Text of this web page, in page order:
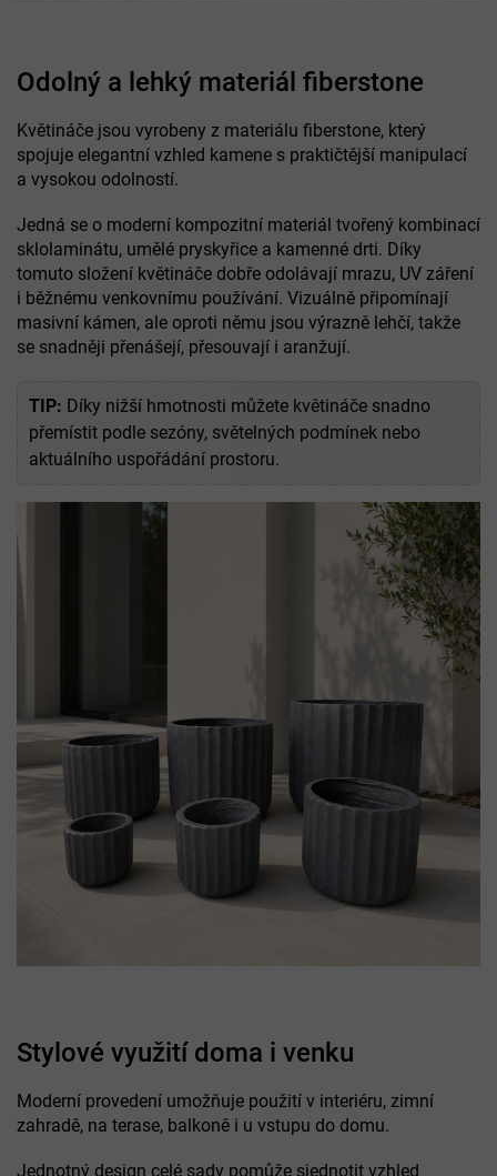
Odolný a lehký materiál fiberstone
Květináče jsou vyrobeny z materiálu fiberstone, který
spojuje elegantní vzhled kamene s praktičtější manipulací
a vysokou odolností.
Jedná se o moderní kompozitní materiál tvořený kombinací
sklolaminátu, umělé pryskyřice a kamenné drti. Díky
tomuto složení květináče dobře odolávají mrazu, UV záření
i běžnému venkovnímu používání. Vizuálně připomínají
masivní kámen, ale oproti němu jsou výrazně lehčí, takže
se snadněji přenášejí, přesouvají i aranžují.
TIP: Díky nižší hmotnosti můžete květináče snadno
přemístit podle sezóny, světelných podmínek nebo
aktuálního uspořádání prostoru.
Stylové využití doma i venku
Moderní provedení umožňuje použití v interiéru, zimní
zahradě, na terase, balkoně i u vstupu do domu.
Jednotný design celé sady pomůže sjednotit vzhled